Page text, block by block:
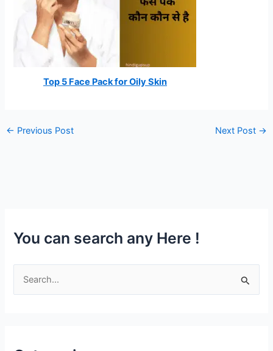
Top 5 Face Pack for Oily Skin
← Previous Post Next Post →
You can search any Here !